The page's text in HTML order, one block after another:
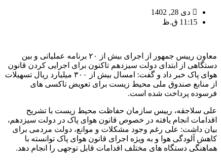
دی 28, 1402
11:15 ق.ظ
معاون رییس جمهور از اجرای بیش از ۲۰ برنامه عملیاتی و بین
دستگاهی از ابتدای دولت سیزدهم تاکنون برای اجرایی کردن قانون
هوای پاک خبر داد و گفت: امسال بیش از ۳۰۰ میلیارد ریال تسهیلات
از منابع صندوق ملی محیط زیست برای تعویض تاکسی های
فرسوده پرداخت شده است.
علی سلاجقه، رییس سازمان حفاظت محیط زیست با تشریح
اقدامات انجام یافته در خصوص قانون هوای پاک در دولت سیزدهم،
بیان داشت: علی رغم وجود مشکلات و موانع، دولت مردمی برای
کاهش آلودگی هوا و به ویژه اجرای قانون هوای پاک توانسته با
هماهنگی دستگاه های مختلف اقدامات قابل توجهی را انجام دهد.